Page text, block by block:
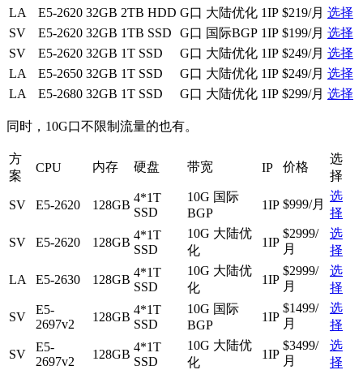
LA
E5-2620 32GB 2TB HDD G口 大陆优化 1IP $219/月 选择
SV
E5-2620 32GB 1TB SSD G口 国际BGP 1IP $199/月 选择
SV
E5-2620 32GB 1T SSD G口 大陆优化 1IP $249/月 选择
LA
E5-2650 32GB 1T SSD G口 大陆优化 1IP $249/月 选择
LA
E5-2680 32GB 1T SSD G口 大陆优化 1IP $299/月 选择
同时，10G口不限制流量的也有。
方
案
CPU 内存 硬盘 带宽 IP 价格
选
择
SV E5-2620 128GB
4*1T
SSD
10G 国际
BGP
1IP $999/月
选
择
SV E5-2620 128GB
4*1T
SSD
10G 大陆优
化
1IP
$2999/
月
选
择
LA E5-2630 128GB
4*1T
SSD
10G 大陆优
化
1IP
$2999/
月
选
择
SV
E5-
2697v2
128GB
4*1T
SSD
10G 国际
BGP
1IP
$1499/
月
选
择
SV
E5-
2697v2
128GB
4*1T
SSD
10G 大陆优
化
1IP
$3499/
月
选
择